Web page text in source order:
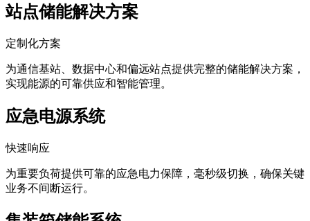
为通信基站、数据中心和偏远站点提供完整的储能解决方案，
实现能源的可靠供应和智能管理。
为重要负荷提供可靠的应急电力保障，毫秒级切换，确保关键
业务不间断运行。